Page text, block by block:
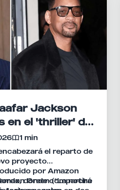
Jackson
en el 'thriller' de
1 min
el reparto de
proyecto
por Amazon
donde compartirá
Green (*La noche